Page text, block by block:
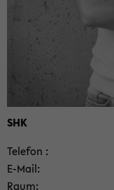
SHK
Te­le­fon
E-​Mail
Raum